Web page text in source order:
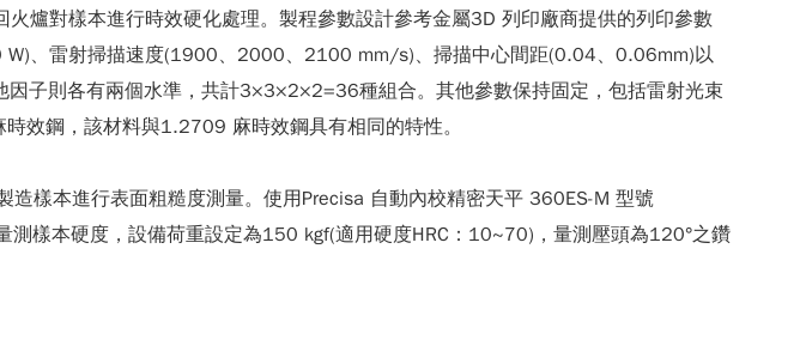
爐對樣本進行時效硬化處理。製程參數設計參考金屬3D 列印廠商提供的列印參數
、雷射掃描速度(1900、2000、2100 mm/s)、掃描中心間距(0.04、0.06mm)以
子則各有兩個水準，共計3×3×2×2=36種組合。其他參數保持固定，包括雷射光束
效鋼，該材料與1.2709 麻時效鋼具有相同的特性。
樣本進行表面粗糙度測量。使用Precisa 自動內校精密天平 360ES-M 型號
樣本硬度，設備荷重設定為150 kgf(適用硬度HRC：10~70)，量測壓頭為120°之鑽